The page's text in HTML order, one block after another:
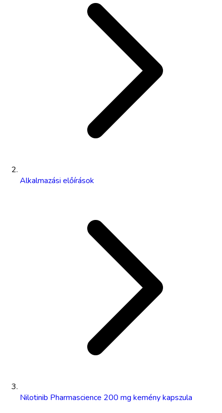
Alkalmazási előírások
Nilotinib Pharmascience 200 mg kemény kapszula